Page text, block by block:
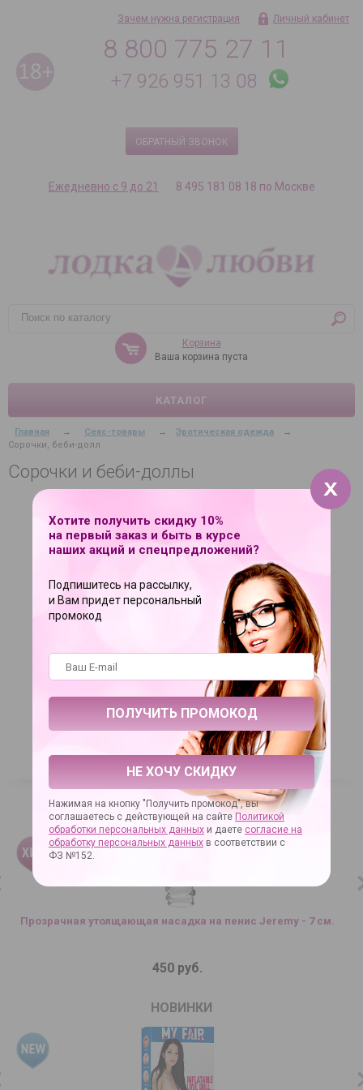
8 800 775 27 11
+7 926 951 13 08
ОБРАТНЫЙ ЗВОНОК
Зачем нужна регистрация Личный кабинет
Ежедневно с 9 до 21 8 495 181 08 18 по Москве
Корзина
Ваша корзина пуста
КАТАЛОГ
Главная → Секс-товары → Эротическая одежда
→
Сорочки, беби-долл
Сорочки и беби-доллы
Изящная сорочка с
кружевным лифом
1 700 руб.
КУПИТЬ В 1 КЛИК
ХИТЫ ПРОДАЖ
Прозрачная утолщающая насадка на пенис Jeremy - 7 см.
450 руб.
НОВИНКИ
Хотите получить скидку 10%
на первый заказ и быть в курсе
наших акций и спецпредложений?
Подпишитесь на рассылку,
и Вам придет персональный
промокод
НЕ ХОЧУ СКИДКУ
Нажимая на кнопку "Получить промокод", вы
соглашаетесь с действующей на сайте Политикой
обработки персональных данных и даете согласие на
обработку персональных данных в соответствии с
ФЗ №152.